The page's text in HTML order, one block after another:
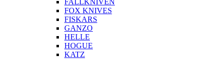
FALLKNIVEN
FOX KNIVES
FISKARS
GANZO
HELLE
HOGUE
KATZ